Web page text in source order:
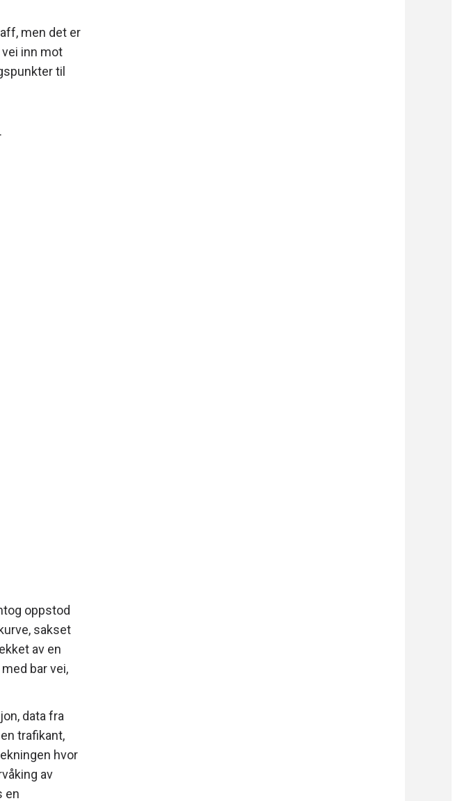
men det er
inn mot
til
oppstod
sakset
av en
bar vei,
data fra
trafikant,
hvor
av
en